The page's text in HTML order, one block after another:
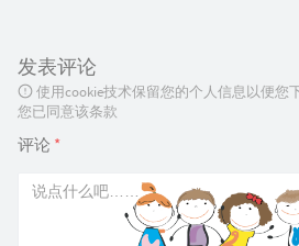
发表评论
使用cookie技术保留您的个人信息以便您
您已同意该条款
评论 *